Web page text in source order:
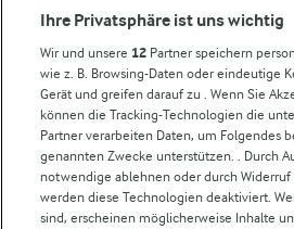
Compliance
Arla in anderen Ländern
Weitere Arla Websites
Castello
Ihre Privatsphäre ist uns wichtig
Wir und unsere 12 Partner speichern
wie z. B. Browsing-Daten oder eindeutige
Gerät und greifen darauf zu . Wenn Sie
können die Tracking-Technologien die
Partner verarbeiten Daten, um Folgendes
genannten Zwecke unterstützen. . Durch
notwendige ablehnen oder durch
werden diese Technologien deaktiviert.
sind, erscheinen möglicherweise Inhalte